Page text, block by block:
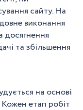
сайту. На
виконання
досягнення
та збільшення
на основі
Кожен етап робіт